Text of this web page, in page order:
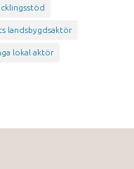
landsbygdsaktör
lokal aktör